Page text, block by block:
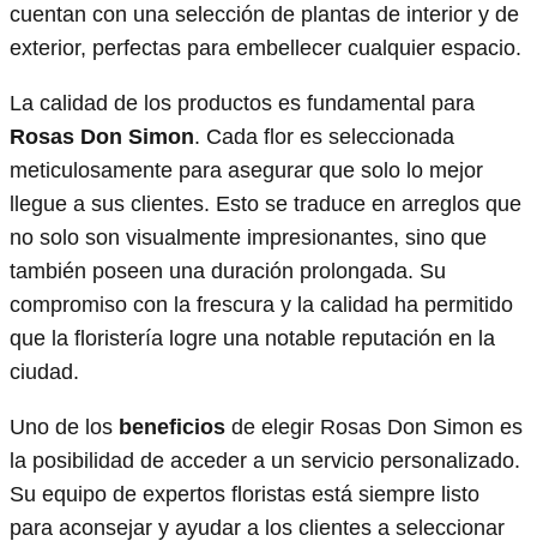
cuentan con una selección de plantas de interior y de
exterior, perfectas para embellecer cualquier espacio.
La calidad de los productos es fundamental para
Rosas Don Simon. Cada flor es seleccionada
meticulosamente para asegurar que solo lo mejor
llegue a sus clientes. Esto se traduce en arreglos que
no solo son visualmente impresionantes, sino que
también poseen una duración prolongada. Su
compromiso con la frescura y la calidad ha permitido
que la floristería logre una notable reputación en la
ciudad.
Uno de los beneficios de elegir Rosas Don Simon es
la posibilidad de acceder a un servicio personalizado.
Su equipo de expertos floristas está siempre listo
para aconsejar y ayudar a los clientes a seleccionar